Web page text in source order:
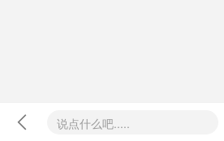
 说点什么吧.....